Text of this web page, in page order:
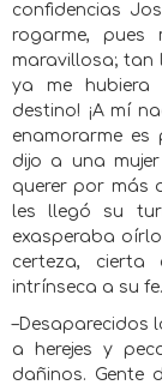
confidencias
rogarme, pues
maravillosa; tan
ya me hubiera
destino! ¡A mí
enamorarme es
dijo a una
querer por más
les llegó su
exasperaba
certeza, cierta
intrínseca a su fe.
–Desaparecidos
a herejes y
dañinos. Gente